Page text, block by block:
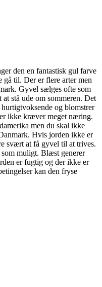
den en fantastisk gul farve
gå til. Der er flere arter men
Gyvel sælges ofte som
stå ude om sommeren. Det
og blomstrer
ikke kræver meget næring.
men du skal ikke
Hvis jorden ikke er
svært at få gyvel til at trives.
muligt. Blæst generer
er fugtig og der ikke er
kan den fryse